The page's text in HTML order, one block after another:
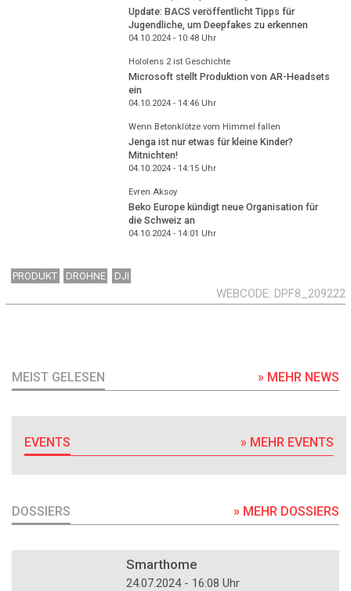
Update: BACS veröffentlicht Tipps für
Jugendliche, um Deepfakes zu erkennen
04.10.2024 - 10:48Uhr
Hololens 2 ist Geschichte
Microsoft stellt Produktion von AR-Headsets
ein
04.10.2024 - 14:46Uhr
Wenn Betonklötze vom Himmel fallen
Jenga ist nur etwas für kleine Kinder?
Mitnichten!
04.10.2024 - 14:15Uhr
Evren Aksoy
Beko Europe kündigt neue Organisation für
die Schweiz an
04.10.2024 - 14:01 Uhr
PRODUKT DROHNE DJI
WEBCODE DPF8_209222
MEIST GELESEN » MEHR NEWS
EVENTS » MEHR EVENTS
DOSSIERS » MEHR DOSSIERS
Smarthome
24.07.2024 - 16:08 Uhr